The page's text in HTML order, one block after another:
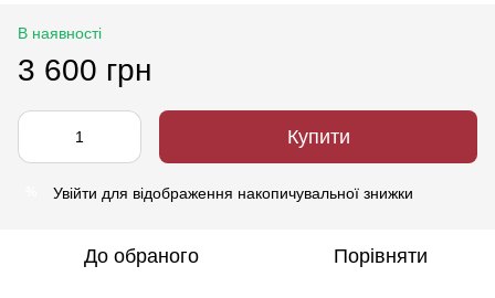
В наявності
3 600 грн
Купити
Увійти для відображення накопичувальної знижки
До обраного Порівняти